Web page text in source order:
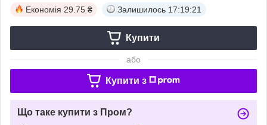
Економія 29.75 ₴ Залишилось 17:19:20
Купити
або
Купити з
Що таке купити з Пром?